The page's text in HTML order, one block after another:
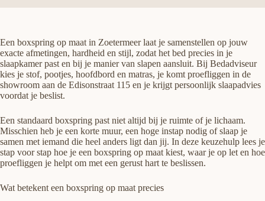
Een boxspring op maat in Zoetermeer laat je samenstellen op jouw
exacte afmetingen, hardheid en stijl, zodat het bed precies in je
slaapkamer past en bij je manier van slapen aansluit. Bij Bedadviseur
kies je stof, pootjes, hoofdbord en matras, je komt proefliggen in de
showroom aan de Edisonstraat 115 en je krijgt persoonlijk slaapadvies
voordat je beslist.
Een standaard boxspring past niet altijd bij je ruimte of je lichaam.
Misschien heb je een korte muur, een hoge instap nodig of slaap je
samen met iemand die heel anders ligt dan jij. In deze keuzehulp lees je
stap voor stap hoe je een boxspring op maat kiest, waar je op let en hoe
proefliggen je helpt om met een gerust hart te beslissen.
Wat betekent een boxspring op maat precies